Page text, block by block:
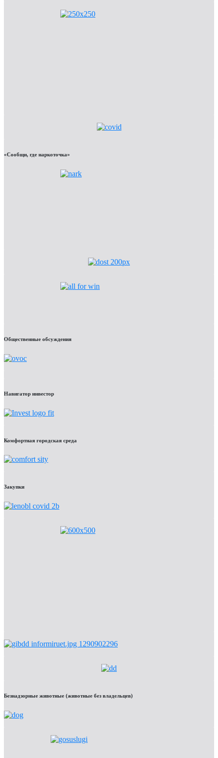
«Сообщи, где наркоточка»
Общественные обсуждения
Навигатор инвестор
Комфортная городская среда
Закупки
Безнадзорные животные (животные без владельцев)